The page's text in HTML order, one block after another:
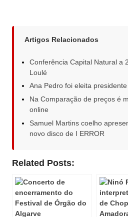
Artigos Relacionados
Conferência Capital Natural a
Loulé
Ana Pedro foi eleita presidente
Na Comparação de preços é
online
Samuel Martins coelho
novo disco de I ERROR
Related Posts: